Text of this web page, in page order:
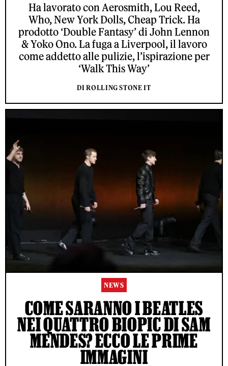
Ha lavorato con Aerosmith, Lou Reed,
Who, New York Dolls, Cheap Trick. Ha
prodotto ‘Double Fantasy’ di John Lennon
& Yoko Ono. La fuga a Liverpool, il lavoro
come addetto alle pulizie, l’ispirazione per
‘Walk This Way’
DI ROLLING STONE IT
NEWS
COME SARANNO I BEATLES
NEI QUATTRO BIOPIC DI SAM
MENDES? ECCO LE PRIME
IMMAGINI